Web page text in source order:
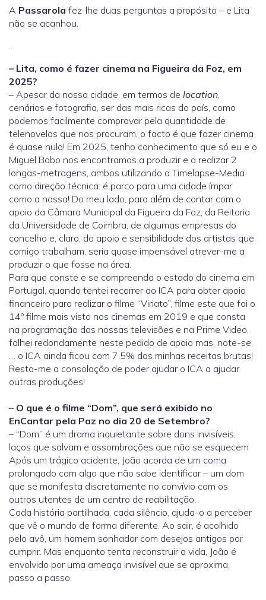
A Passarola fez-lhe duas perguntas a propósito – e Lita
não se acanhou.
.
– Lita, como é fazer cinema na Figueira da Foz, em
2025?
– Apesar da nossa cidade, em termos de location,
cenários e fotografia, ser das mais ricas do país, como
podemos facilmente comprovar pela quantidade de
telenovelas que nos procuram, o facto é que fazer cinema
é quase nulo! Em 2025, tenho conhecimento que só eu e o
Miguel Babo nos encontramos a produzir e a realizar 2
longas-metragens, ambos utilizando a Timelapse-Media
como direção técnica: é parco para uma cidade ímpar
como a nossa! Do meu lado, para além de contar com o
apoio da Câmara Municipal da Figueira da Foz, da Reitoria
da Universidade de Coimbra, de algumas empresas do
concelho e, claro, do apoio e sensibilidade dos artistas que
comigo trabalham, seria quase impensável atrever-me a
produzir o que fosse na área.
Para que conste e se compreenda o estado do cinema em
Portugal, quando tentei recorrer ao ICA para obter apoio
financeiro para realizar o filme “Viriato”, filme este que foi o
14º filme mais visto nos cinemas em 2019 e que consta
na programação das nossas televisões e na Prime Video,
falhei redondamente neste pedido de apoio mas, note-se,
… o ICA ainda ficou com 7.5% das minhas receitas brutas!
Resta-me a consolação de poder ajudar o ICA a ajudar
outras produções!
– O que é o filme “Dom”, que será exibido no
EnCantar pela Paz no dia 20 de Setembro?
– “Dom” é um drama inquietante sobre dons invisíveis,
laços que salvam e assombrações que não se esquecem
Após um trágico acidente, João acorda de um coma
prolongado com algo que não sabe identificar – um dom
que se manifesta discretamente no convívio com os
outros utentes de um centro de reabilitação.
Cada história partilhada, cada silêncio, ajuda-o a perceber
que vê o mundo de forma diferente. Ao sair, é acolhido
pelo avô, um homem sonhador com desejos antigos por
cumprir. Mas enquanto tenta reconstruir a vida, João é
envolvido por uma ameaça invisível que se aproxima,
passo a passo.